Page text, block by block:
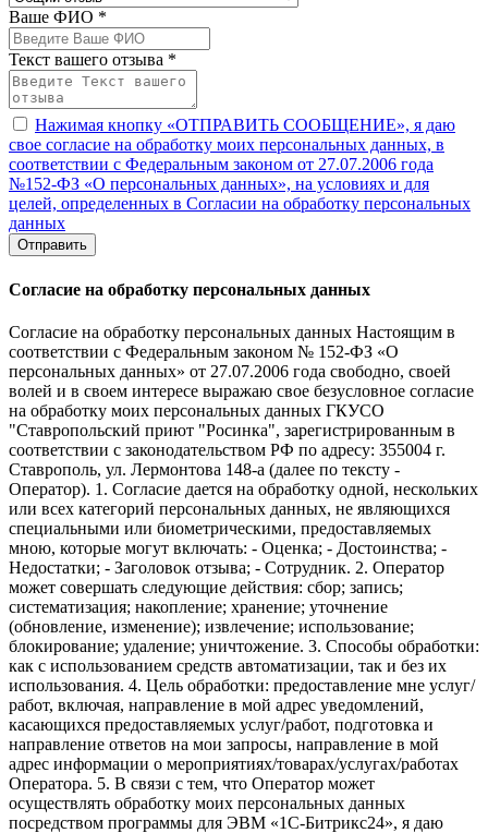
Ваше ФИО *
Текст вашего отзыва *
Нажимая кнопку «ОТПРАВИТЬ СООБЩЕНИЕ», я даю
свое согласие на обработку моих персональных данных, в
соответствии с Федеральным законом от 27.07.2006 года
№152-ФЗ «О персональных данных», на условиях и для
целей, определенных в Согласии на обработку персональных
данных
Отправить
Согласие на обработку персональных данных
Согласие на обработку персональных данных Настоящим в
соответствии с Федеральным законом № 152-ФЗ «О
персональных данных» от 27.07.2006 года свободно, своей
волей и в своем интересе выражаю свое безусловное согласие
на обработку моих персональных данных ГКУСО
"Ставропольский приют "Росинка", зарегистрированным в
соответствии с законодательством РФ по адресу: 355004 г.
Ставрополь, ул. Лермонтова 148-а (далее по тексту -
Оператор). 1. Согласие дается на обработку одной, нескольких
или всех категорий персональных данных, не являющихся
специальными или биометрическими, предоставляемых
мною, которые могут включать: - Оценка; - Достоинства; -
Недостатки; - Заголовок отзыва; - Сотрудник. 2. Оператор
может совершать следующие действия: сбор; запись;
систематизация; накопление; хранение; уточнение
(обновление, изменение); извлечение; использование;
блокирование; удаление; уничтожение. 3. Способы обработки:
как с использованием средств автоматизации, так и без их
использования. 4. Цель обработки: предоставление мне услуг/
работ, включая, направление в мой адрес уведомлений,
касающихся предоставляемых услуг/работ, подготовка и
направление ответов на мои запросы, направление в мой
адрес информации о мероприятиях/товарах/услугах/работах
Оператора. 5. В связи с тем, что Оператор может
осуществлять обработку моих персональных данных
посредством программы для ЭВМ «1С-Битрикс24», я даю